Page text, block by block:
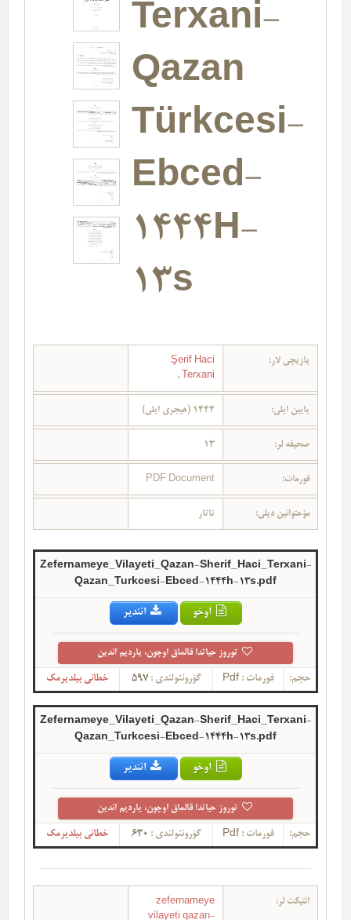
Terxani-
Qazan
Türkcesi-
Ebced-
1444H-
13s
یازیچی لار:
Şerif Haci
Terxani
,
یایین ایلی: 1444 (هیجری ایلی)
صحیفه لر: 13
فورمات: PDF Document
مؤحتوانین دیلی: تاتار
Zefernameye_Vilayeti_Qazan-Sherif_Haci_Terxani-
Qazan_Turkcesi-Ebced-1444h-13s.pdf
اوخو ائندیر
توروز حیاتدا قالماق اوچون، یاردیم ائدین
حجم: فورمات :Pdf گؤرونتولندی :597 خطانی بیلدیرمک
Zefernameye_Vilayeti_Qazan-Sherif_Haci_Terxani-
Qazan_Turkcesi-Ebced-1444h-13s.pdf
اوخو ائندیر
توروز حیاتدا قالماق اوچون، یاردیم ائدین
حجم: فورمات :Pdf گؤرونتولندی : 630 خطانی بیلدیرمک
ائتیکت لر:
zefernameye
vilayeti qazan-